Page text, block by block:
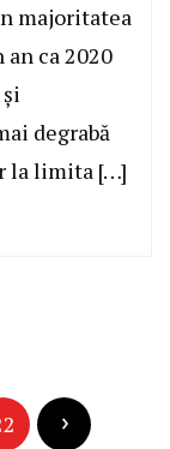
majoritatea
ca 2020
degrabă
la limita […]